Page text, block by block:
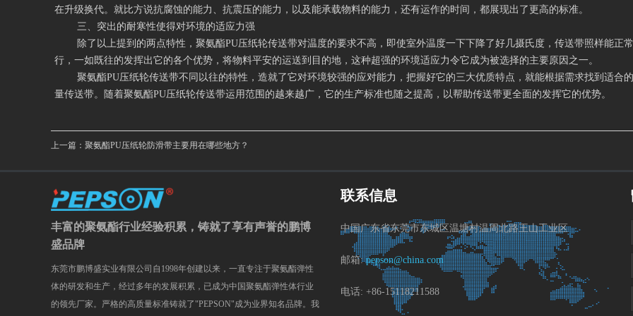
在升级换代。就比方说抗腐蚀的能力、抗震压的能力，以及能承载物料的能力，还有运作的时间，都展现出了更高的标准。
三、突出的耐寒性使得对环境的适应力强
除了以上提到的两点特性，聚氨酯PU压纸轮传送带对温度的要求不高，即使室外温度一下下降了好几摄氏度，传送带照样能正
行，一如既往的发挥出它的各个优势，将物料平安的运送到目的地，这种超强的环境适应力令它成为被选择的主要原因之一。
聚氨酯PU压纸轮传送带不同以往的特性，造就了它对环境较强的应对能力，把握好它的三大优质特点，就能根据需求找到适合
量传送带。随着聚氨酯PU压纸轮传送带运用范围的越来越广，它的生产标准也随之提高，以帮助传送带更全面的发挥它的优势。
上一篇： 聚氨酯PU压纸轮防滑带主要用在哪些地方？
丰富的聚氨酯行业经验积累，铸就了享有声誉的鹏博
盛品牌
东莞市鹏博盛实业有限公司自1998年创建以来，一直专注于聚氨酯弹性
体的研发和生产，经过多年的发展积累，已成为中国聚氨酯弹性体行业
的领先厂家。严格的高质量标准铸就了"PEPSON"成为业界知名品牌。我
联系信息
中国广东省东莞市东城区温塘村温周北路王山工业区
邮箱:pepson@china.com
电话: +86-15118211588